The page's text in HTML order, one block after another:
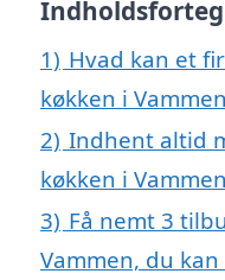
1) Hvad kan et
køkken i
2) Indhent altid
køkken i Vammen
3) Få nemt 3
Vammen, du